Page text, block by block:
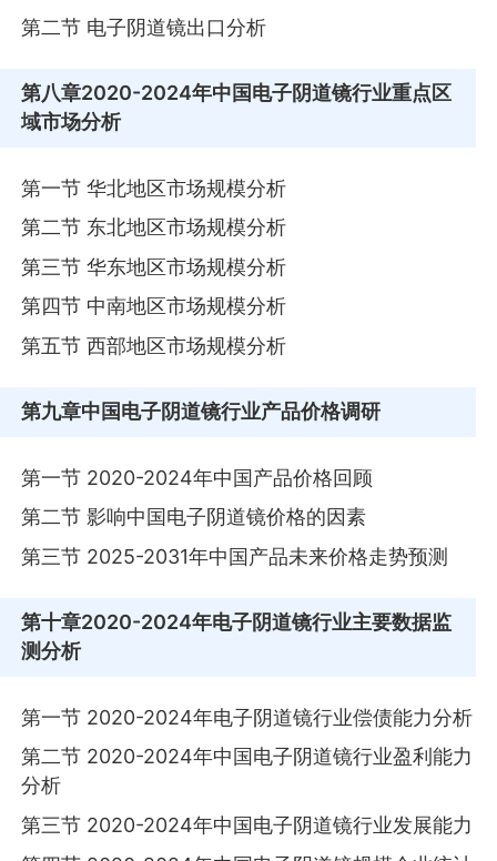
第二节 电子阴道镜出口分析
第八章2020-2024年中国电子阴道镜行业重点区
域市场分析
第一节 华北地区市场规模分析
第二节 东北地区市场规模分析
第三节 华东地区市场规模分析
第四节 中南地区市场规模分析
第五节 西部地区市场规模分析
第九章中国电子阴道镜行业产品价格调研
第一节 2020-2024年中国产品价格回顾
第二节 影响中国电子阴道镜价格的因素
第三节 2025-2031年中国产品未来价格走势预测
第十章2020-2024年电子阴道镜行业主要数据监
测分析
第一节 2020-2024年电子阴道镜行业偿债能力分析
第二节 2020-2024年中国电子阴道镜行业盈利能力
分析
第三节 2020-2024年中国电子阴道镜行业发展能力